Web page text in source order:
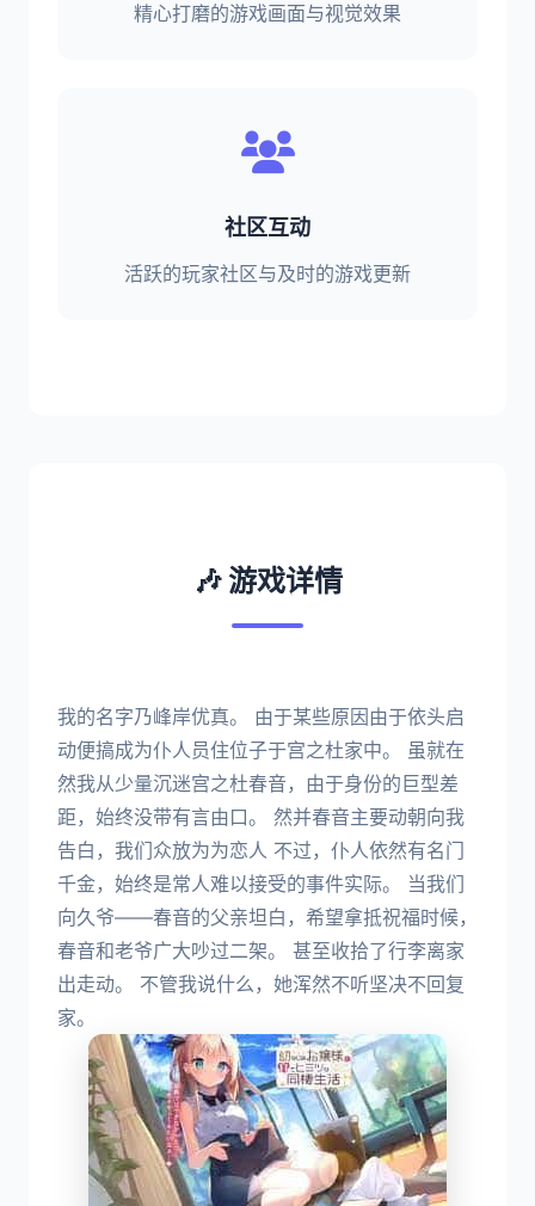
精心打磨的游戏画面与视觉效果
社区互动
活跃的玩家社区与及时的游戏更新
🎶 游戏详情
我的名字乃峰岸优真。 由于某些原因由于依头启
动便搞成为仆人员住位子于宫之杜家中。 虽就在
然我从少量沉迷宫之杜春音，由于身份的巨型差
距，始终没带有言由口。 然并春音主要动朝向我
告白，我们众放为为恋人 不过，仆人依然有名门
千金，始终是常人难以接受的事件实际。 当我们
向久爷——春音的父亲坦白，希望拿抵祝福时候，
春音和老爷广大吵过二架。 甚至收拾了行李离家
出走动。 不管我说什么，她浑然不听坚决不回复
家。